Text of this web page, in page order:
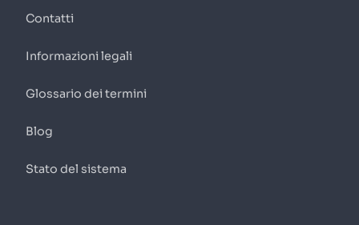
Contatti
Informazioni legali
Glossario dei termini
Blog
Stato del sistema